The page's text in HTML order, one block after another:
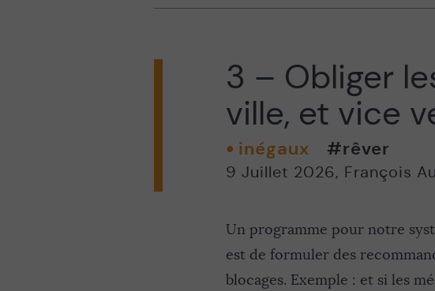
3 – Obliger
ville, et vice
inégaux #rêver
9 Juillet 2026, François
Un programme pour notre
est de formuler des
blocages. Exemple : et si les